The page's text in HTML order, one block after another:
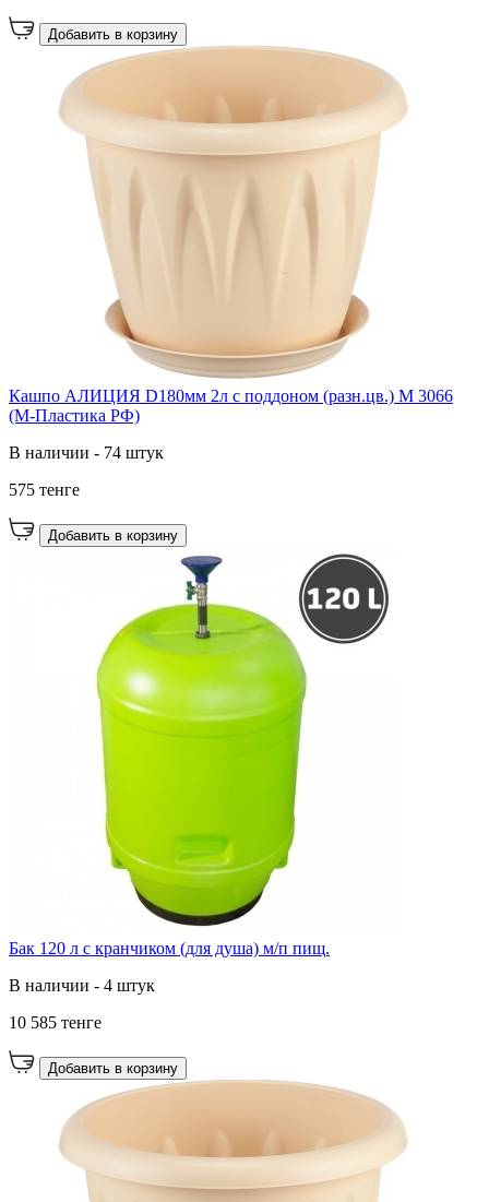
Добавить в корзину
Кашпо АЛИЦИЯ D180мм 2л с поддоном (разн.цв.) М 3066
(М-Пластика РФ)
В наличии - 74 штук
575 тенге
Добавить в корзину
Бак 120 л с кранчиком (для душа) м/п пищ.
В наличии - 4 штук
10 585 тенге
Добавить в корзину